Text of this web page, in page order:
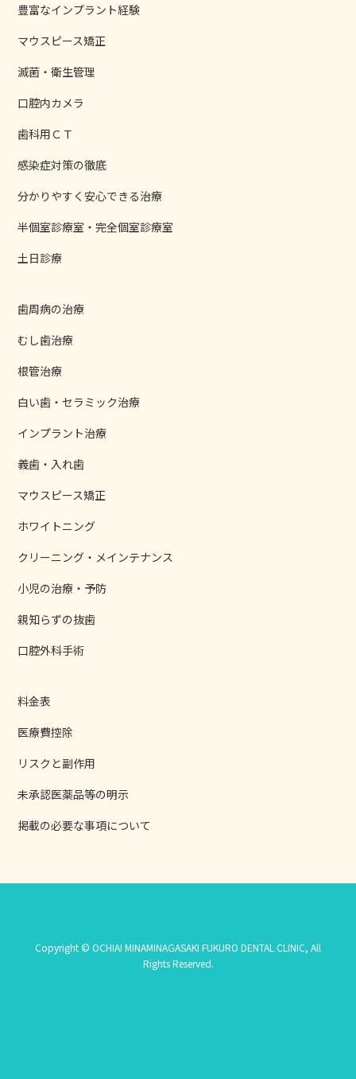
豊富なインプラント経験
マウスピース矯正
滅菌・衛生管理
口腔内カメラ
歯科用ＣＴ
感染症対策の徹底
分かりやすく安心できる治療
半個室診療室・完全個室診療室
土日診療
歯周病の治療
むし歯治療
根管治療
白い歯・セラミック治療
インプラント治療
義歯・入れ歯
マウスピース矯正
ホワイトニング
クリーニング・メインテナンス
小児の治療・予防
親知らずの抜歯
口腔外科手術
料金表
医療費控除
リスクと副作用
未承認医薬品等の明示
掲載の必要な事項について
Copyright © OCHIAI MINAMINAGASAKI FUKURO DENTAL CLINIC, All
Rights Reserved.